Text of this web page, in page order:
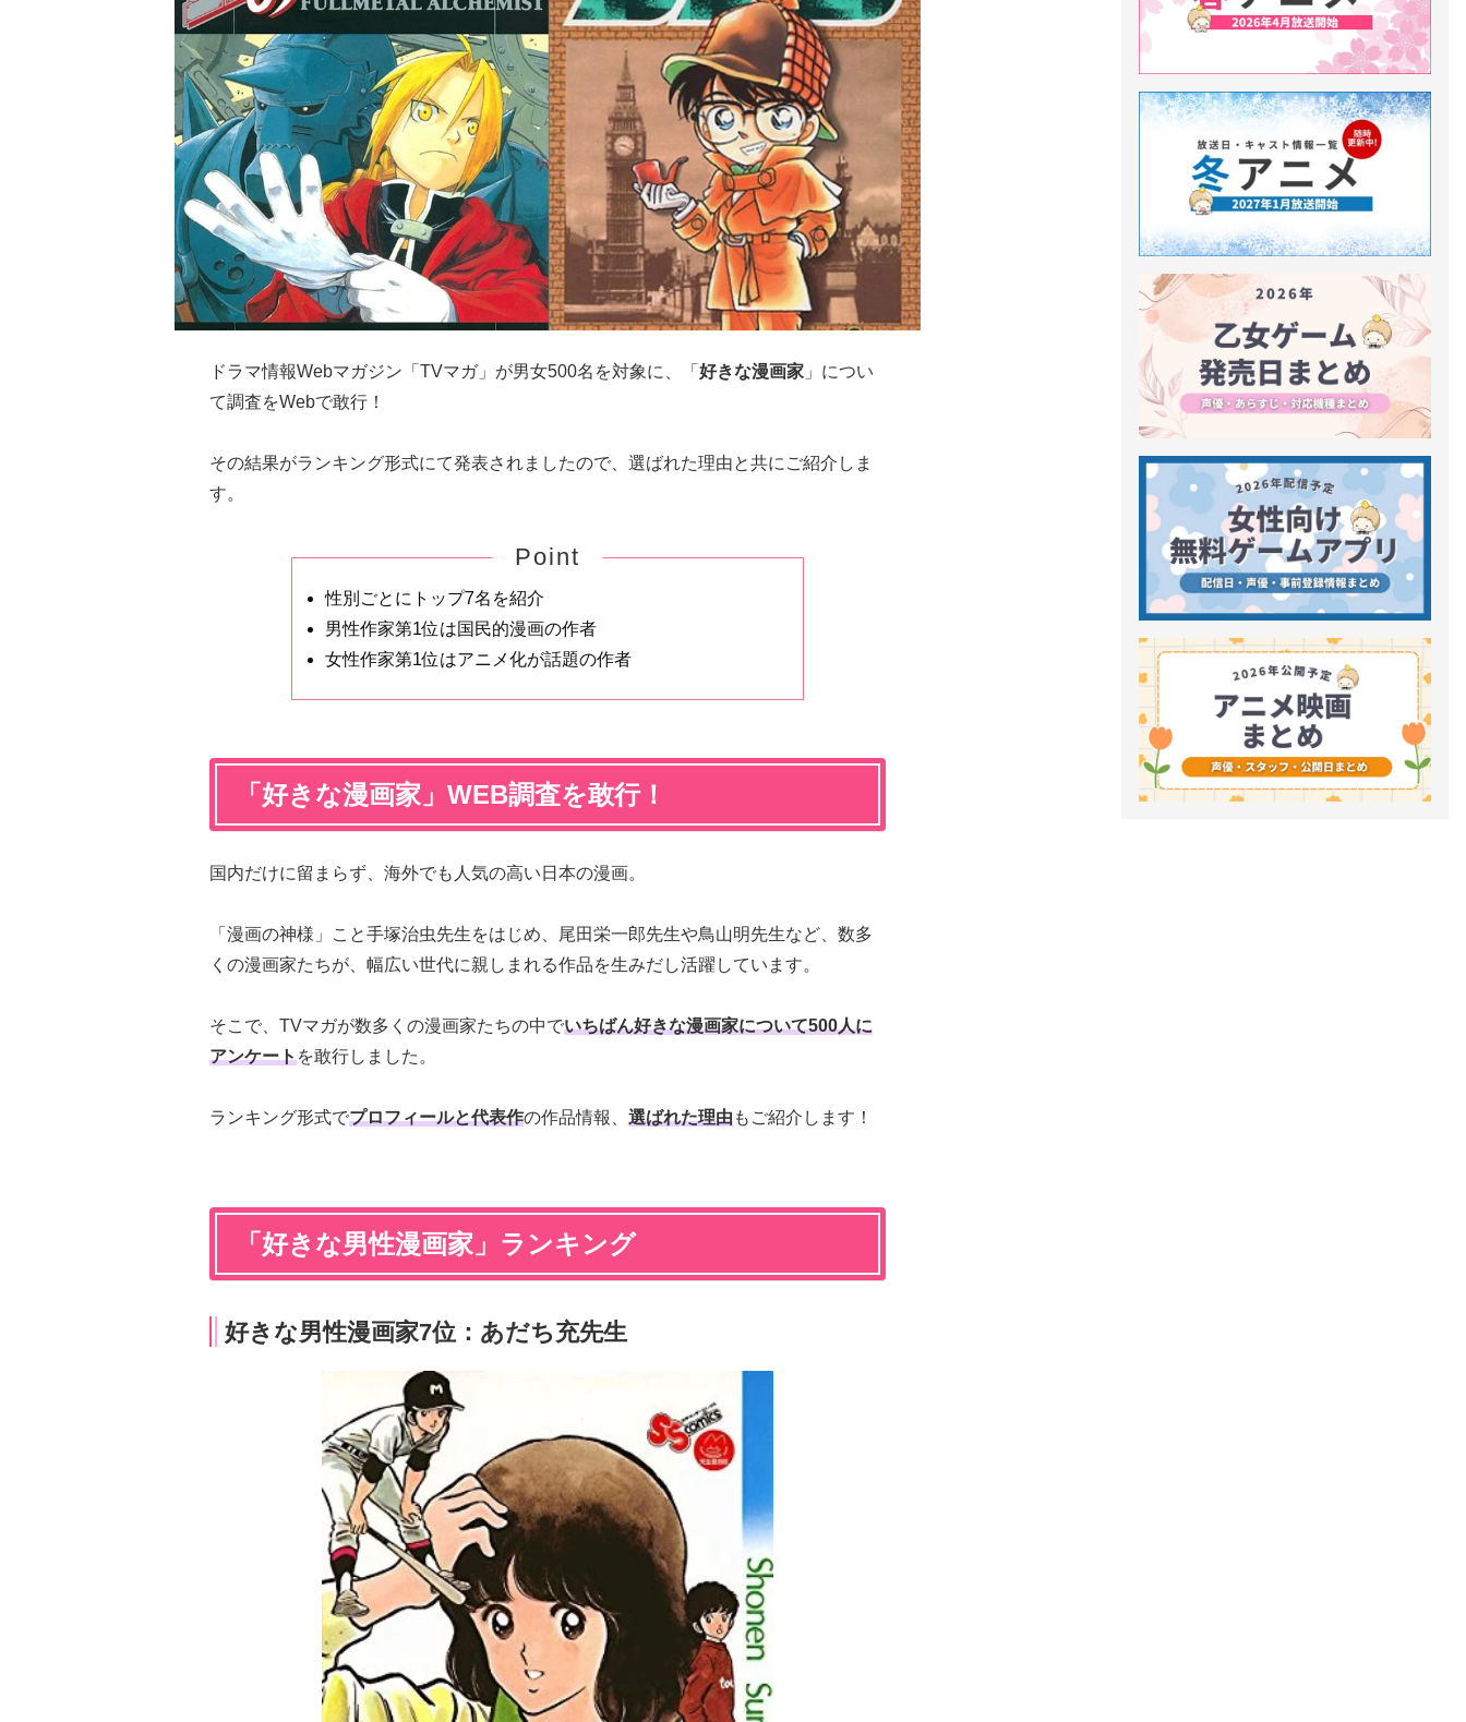
ドラマ情報Webマガジン「TVマガ」が男女500名を対象に、「 好きな漫画家 」につい
て調査をWebで敢行！
その結果がランキング形式にて発表されましたので、選ばれた理由と共にご紹介しま
す。
Point
性別ごとにトップ7名を紹介
男性作家第1位は国民的漫画の作者
女性作家第1位はアニメ化が話題の作者
「好きな漫画家 」WEB調査を敢行！
国内だけに留まらず、海外でも人気の高い日本の漫画。
「漫画の神様」こと手塚治虫先生をはじめ、尾田栄一郎先生や鳥山明先生など、数多
くの漫画家たちが、幅広い世代に親しまれる作品を生みだし活躍しています。
そこで、TVマガが数多くの漫画家たちの中でいちばん好きな漫画家について500人に
アンケートを敢行しました。
ランキング形式でプロフィールと代表作の作品情報、 選ばれた理由もご紹介します！
「好きな男性漫画家」ランキング
好きな男性漫画家7位：あだち充先生